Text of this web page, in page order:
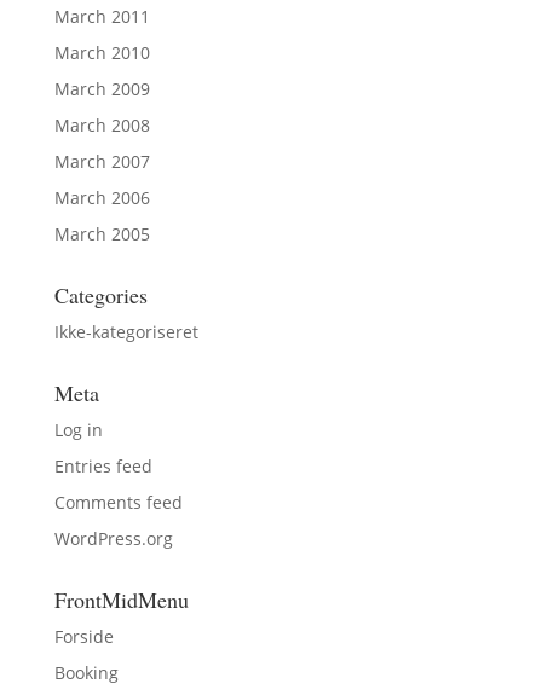
March 2011
March 2010
March 2009
March 2008
March 2007
March 2006
March 2005
Categories
Ikke-kategoriseret
Meta
Log in
Entries feed
Comments feed
WordPress.org
FrontMidMenu
Forside
Booking